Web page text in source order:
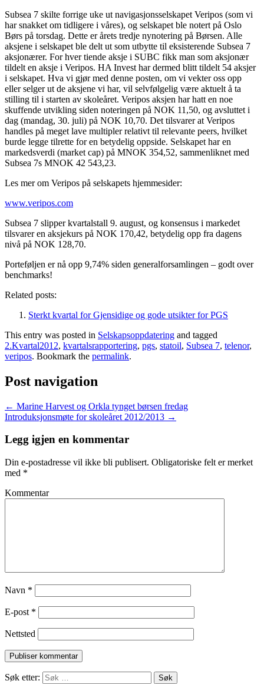
Subsea 7 skilte forrige uke ut navigasjonsselskapet Veripos (som vi
har snakket om tidligere i våres), og selskapet ble notert på Oslo
Børs på torsdag. Dette er årets tredje nynotering på Børsen. Alle
aksjene i selskapet ble delt ut som utbytte til eksisterende Subsea 7
aksjonærer. For hver tiende aksje i SUBC fikk man som aksjonær
tildelt en aksje i Veripos. HA Invest har dermed blitt tildelt 54 aksjer
i selskapet. Hva vi gjør med denne posten, om vi vekter oss opp
eller selger ut de aksjene vi har, vil selvfølgelig være aktuelt å ta
stilling til i starten av skoleåret. Veripos aksjen har hatt en noe
skuffende utvikling siden noteringen på NOK 11,50, og avsluttet i
dag (mandag, 30. juli) på NOK 10,70. Det tilsvarer at Veripos
handles på meget lave multipler relativt til relevante peers, hvilket
burde legge tilrette for en betydelig oppside. Selskapet har en
markedsverdi (market cap) på MNOK 354,52, sammenliknet med
Subsea 7s MNOK 42 543,23.
Les mer om Veripos på selskapets hjemmesider:
www.veripos.com
Subsea 7 slipper kvartalstall 9. august, og konsensus i markedet
tilsvarer en aksjekurs på NOK 170,42, betydelig opp fra dagens
nivå på NOK 128,70.
Porteføljen er nå opp 9,74% siden generalforsamlingen – godt over
benchmarks!
Related posts:
Sterkt kvartal for Gjensidige og gode utsikter for PGS
This entry was posted in Selskapsoppdatering and tagged
2.Kvartal2012, kvartalsrapportering, pgs, statoil, Subsea 7, telenor,
veripos. Bookmark the permalink.
Post navigation
← Marine Harvest og Orkla tynget børsen fredag
Introduksjonsmøte for skoleåret 2012/2013 →
Legg igjen en kommentar
Din e-postadresse vil ikke bli publisert. Obligatoriske felt er merket
med *
Kommentar
Navn *
E-post *
Nettsted
Søk etter: